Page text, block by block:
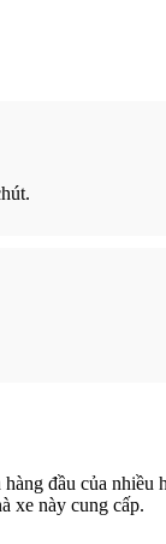
đầu của
xe này cung cấp.